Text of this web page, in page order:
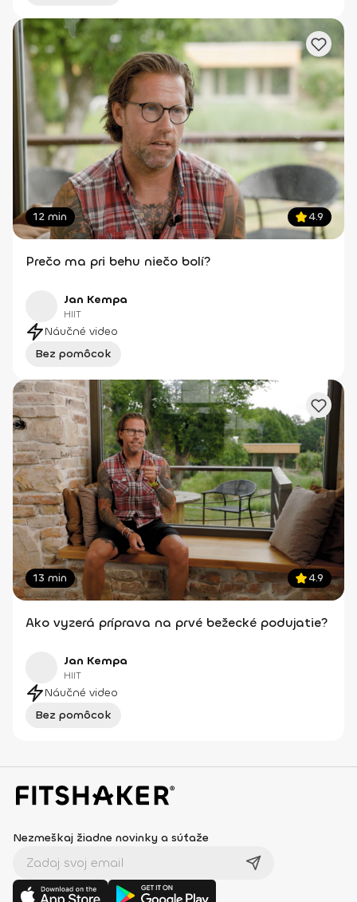
12 min 4.9
Prečo ma pri behu niečo bolí?
Jan Kempa
HIIT
Náučné video
Bez pomôcok
13 min 4.9
Ako vyzerá príprava na prvé bežecké podujatie?
Jan Kempa
HIIT
Náučné video
Bez pomôcok
Nezmeškaj žiadne novinky a súťaže